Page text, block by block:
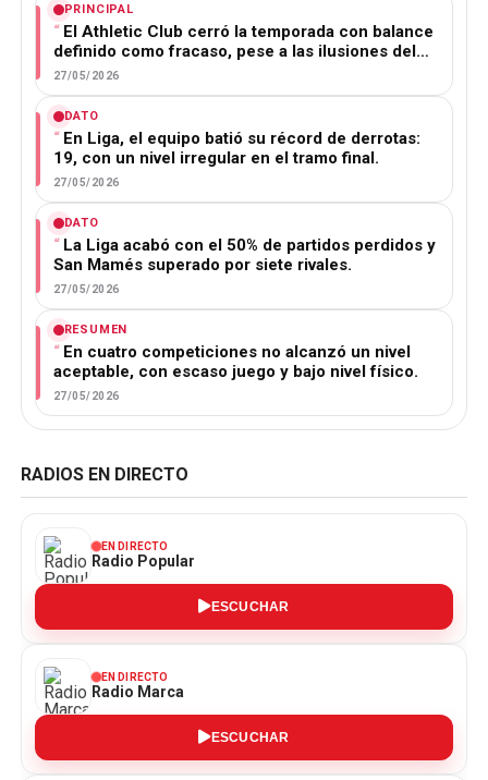
PRINCIPAL
El Athletic Club cerró la temporada con balance
definido como fracaso, pese a las ilusiones del…
27/05/2026
DATO
En Liga, el equipo batió su récord de derrotas:
19, con un nivel irregular en el tramo final.
27/05/2026
DATO
La Liga acabó con el 50% de partidos perdidos y
San Mamés superado por siete rivales.
27/05/2026
RESUMEN
En cuatro competiciones no alcanzó un nivel
aceptable, con escaso juego y bajo nivel físico.
27/05/2026
RADIOS EN DIRECTO
EN DIRECTO
Radio Popular
ESCUCHAR
EN DIRECTO
Radio Marca
ESCUCHAR